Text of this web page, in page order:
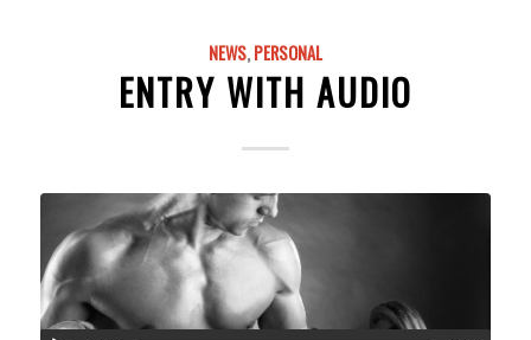
NEWS,PERSONAL
ENTRY WITH AUDIO